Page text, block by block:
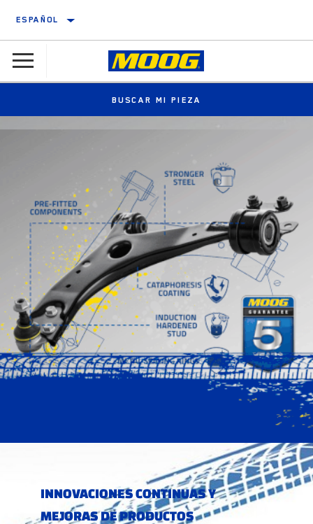
ESPAÑOL
BUSCAR MI PIEZA
INNOVACIONES CONTINUAS Y
MEJORAS DE PRODUCTOS